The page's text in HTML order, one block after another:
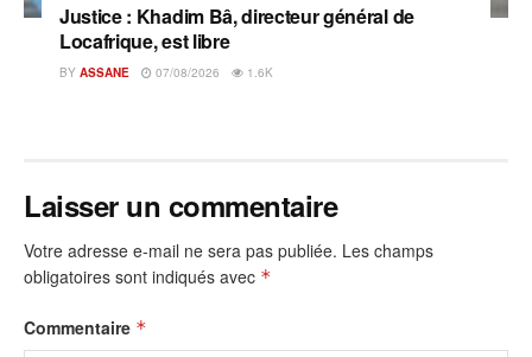
Justice : Khadim Bâ, directeur général de
Locafrique, est libre
BY ASSANE 07/08/2026 1.6K
Laisser un commentaire
Votre adresse e-mail ne sera pas publiée. Les champs
obligatoires sont indiqués avec *
Commentaire *